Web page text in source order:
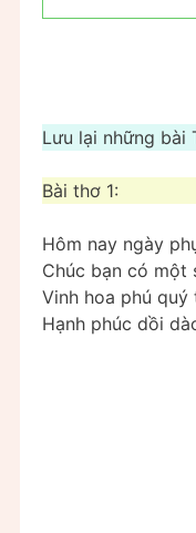
Lưu lại những bài
Bài thơ 1:
Hôm nay ngày
Chúc bạn có một
Vinh hoa phú quý
Hạnh phúc dồi